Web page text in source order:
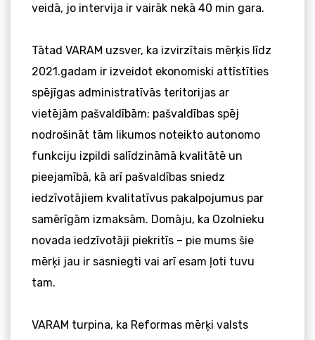
veidā, jo intervija ir vairāk nekā 40 min gara.
Tātad VARAM uzsver, ka izvirzītais mērķis līdz
2021.gadam ir izveidot ekonomiski attīstīties
spējīgas administratīvās teritorijas ar
vietējām pašvaldībām; pašvaldības spēj
nodrošināt tām likumos noteikto autonomo
funkciju izpildi salīdzināmā kvalitātē un
pieejamībā, kā arī pašvaldības sniedz
iedzīvotājiem kvalitatīvus pakalpojumus par
samērīgām izmaksām. Domāju, ka Ozolnieku
novada iedzīvotāji piekritīs – pie mums šie
mērķi jau ir sasniegti vai arī esam ļoti tuvu
tam.
VARAM turpina, ka Reformas mērķi valsts